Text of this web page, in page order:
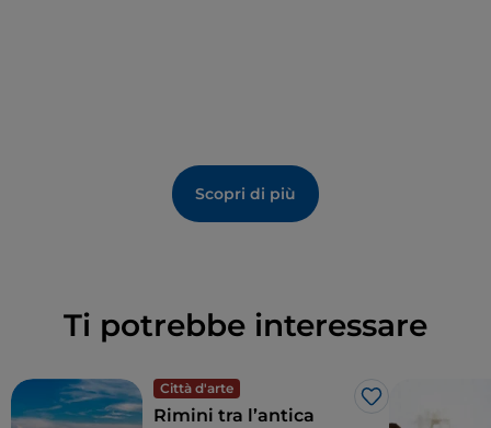
Scopri di più
Ti potrebbe interessare
Città d'arte
Like
Rimini tra l’antica